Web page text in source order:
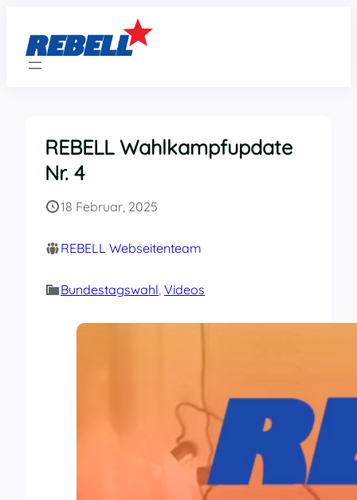
springen
REBELL Wahlkampfupdate
Nr. 4
18 Februar, 2025
REBELL Webseitenteam
Bundestagswahl Videos